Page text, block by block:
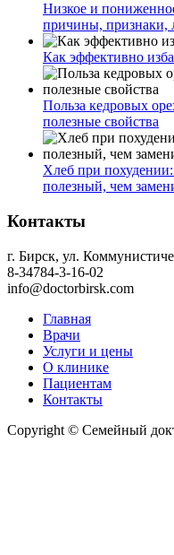
Низкое и
причины, признаки,
Как эффективно
Польза кедровых
полезные свойства
Хлеб при
полезный, чем
Контакты
г. Бирск, ул.
8-34784-3-16-02
info@doctorbirsk.com
Главная
Врачи
Услуги и цены
О клинике
Пациентам
Контакты
Copyright © Семейный